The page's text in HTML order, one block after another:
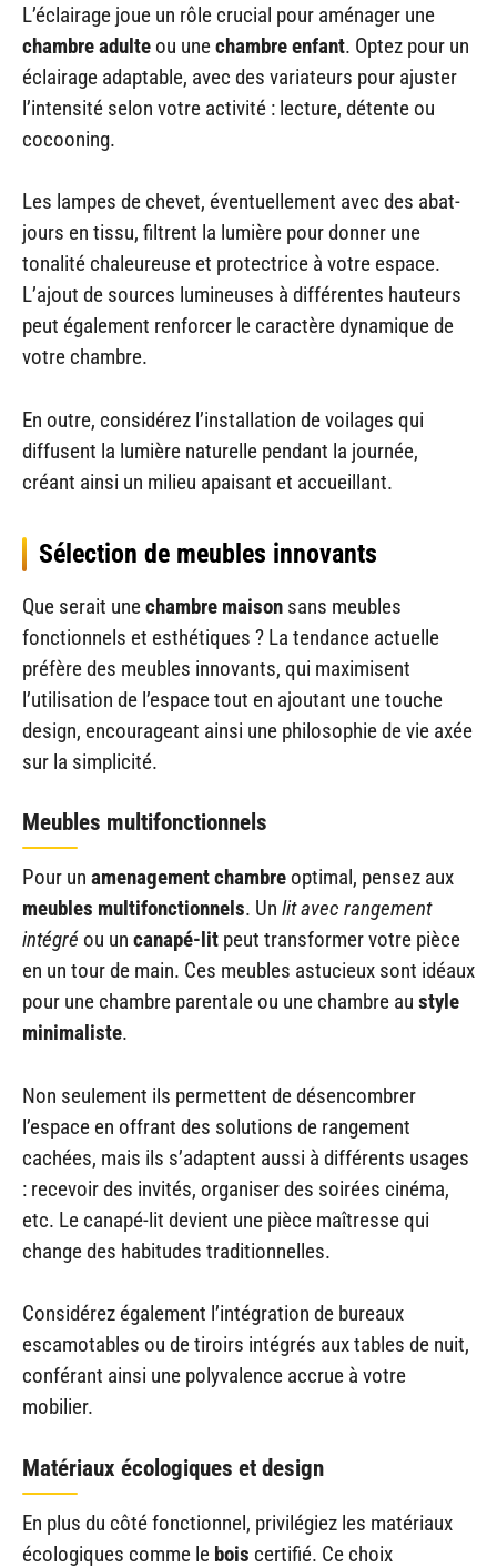
L’éclairage joue un rôle crucial pour aménager une
chambre adulte ou unechambre enfant. Optez pour un
éclairage adaptable, avec des variateurs pour ajuster
l’intensité selon votre activité : lecture, détente ou
cocooning.
Les lampes de chevet, éventuellement avec des abat-
jours en tissu, filtrent la lumière pour donner une
tonalité chaleureuse et protectrice à votre espace.
L’ajout de sources lumineuses à différentes hauteurs
peut également renforcer le caractère dynamique de
votre chambre.
En outre, considérez l’installation de voilages qui
diffusent la lumière naturelle pendant la journée,
créant ainsi un milieu apaisant et accueillant.
Sélection de meubles innovants
Que serait unechambre maison sans meubles
fonctionnels et esthétiques ? La tendance actuelle
préfère des meubles innovants, qui maximisent
l’utilisation de l’espace tout en ajoutant une touche
design, encourageant ainsi une philosophie de vie axée
sur la simplicité.
Meubles multifonctionnels
Pour un amenagement chambre optimal, pensez aux
meubles multifonctionnels. Un lit avec rangement
intégré ou un canapé-lit peut transformer votre pièce
en un tour de main. Ces meubles astucieux sont idéaux
pour une chambre parentale ou une chambre au style
minimaliste.
Non seulement ils permettent de désencombrer
l’espace en offrant des solutions de rangement
cachées, mais ils s’adaptent aussi à différents usages
: recevoir des invités, organiser des soirées cinéma,
etc. Le canapé-lit devient une pièce maîtresse qui
change des habitudes traditionnelles.
Considérez également l’intégration de bureaux
escamotables ou de tiroirs intégrés aux tables de nuit,
conférant ainsi une polyvalence accrue à votre
mobilier.
Matériaux écologiques et design
En plus du côté fonctionnel, privilégiez les matériaux
écologiques comme le bois certifié. Ce choix